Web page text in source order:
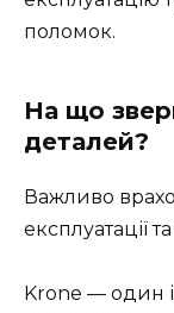
поломок.
На що
деталей?
Важливо
експлуатації
Krone — один